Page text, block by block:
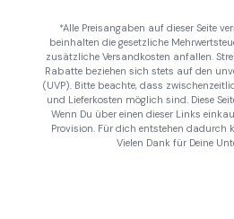
*Alle Preisangaben auf dieser Seite
beinhalten die gesetzliche
zusätzliche Versandkosten anfallen.
Rabatte beziehen sich stets auf den
(UVP). Bitte beachte, dass
und Lieferkosten möglich sind. Diese
Wenn Du über einen dieser Links
Provision. Für dich entstehen dadurch
Vielen Dank für Deine